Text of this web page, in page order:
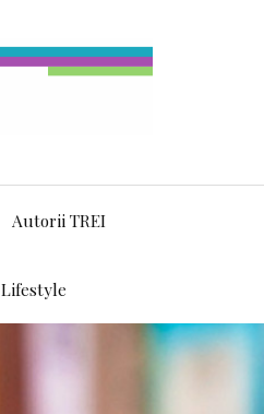
Autorii TREI
Lifestyle